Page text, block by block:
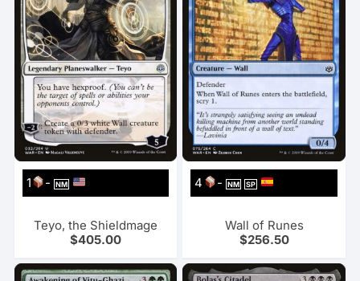
1 -NM
Teyo, the Shieldmage
$405.00
4 - NM SP
Wall of Runes
$256.50